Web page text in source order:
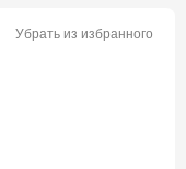
Убрать из избранного